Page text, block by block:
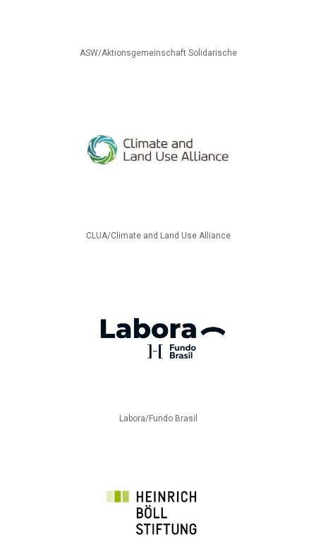
ASW/Aktionsgemeinschaft Solidarische
CLUA/Climate and Land Use Alliance
Labora/Fundo Brasil